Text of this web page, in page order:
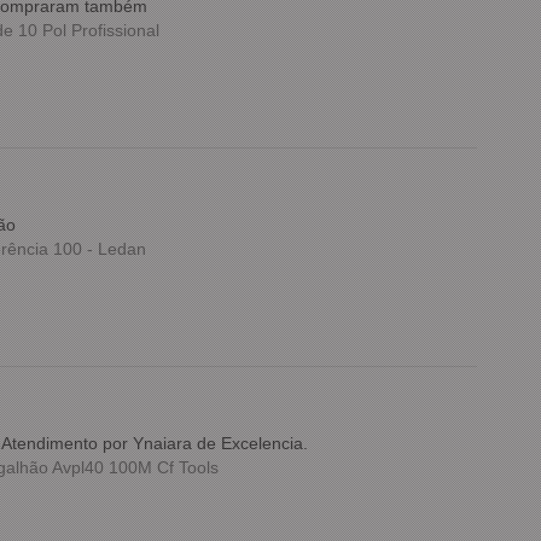
também
10 Pol Profissional
100 - Ledan
por Ynaiara de Excelencia.
Avpl40 100M Cf Tools